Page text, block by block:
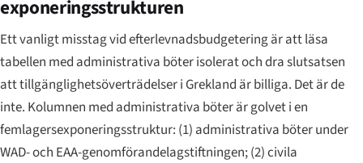
exponeringsstrukturen
Ett vanligt misstag vid efterlevnadsbudgetering är att läsa
tabellen med administrativa böter isolerat och dra slutsatsen
att tillgänglighetsöverträdelser i Grekland är billiga. Det är de
inte. Kolumnen med administrativa böter är golvet i en
femlagersexponeringsstruktur: (1) administrativa böter under
WAD- och EAA-genomförandelagstiftningen; (2) civila